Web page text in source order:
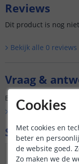
Reviews
Dit product is nog
Bekijk alle 0 reviews
Vraag &
Er is nog geen vraag
Bekijk alle Vraag &
Specificaties
Geschikt voor
Cookies
Met cookies en
beter en
de website goed.
Zo maken we de